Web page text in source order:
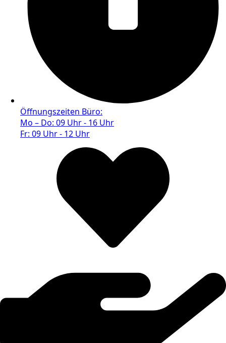
Öffnungszeiten Büro:
Mo – Do: 09 Uhr - 16 Uhr
Fr: 09 Uhr - 12 Uhr